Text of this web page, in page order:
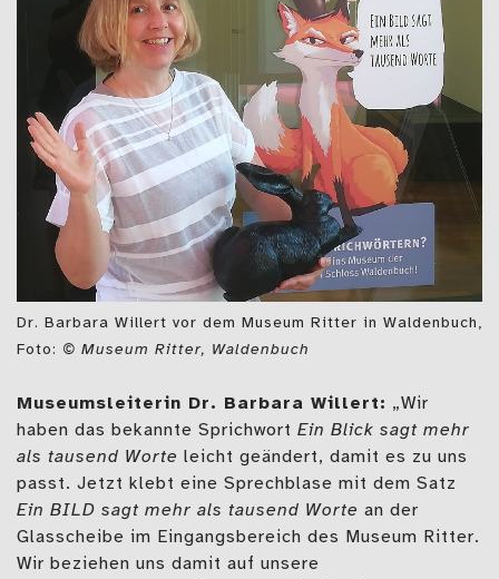
Dr. Barbara Willert vor dem Museum Ritter in Waldenbuch,
Foto: © Museum Ritter, Waldenbuch
Museumsleiterin Dr. Barbara Willert: „Wir
haben das bekannte Sprichwort Ein Blick sagt mehr
als tausend Worte leicht geändert, damit es zu uns
passt. Jetzt klebt eine Sprechblase mit dem Satz
Ein BILD sagt mehr als tausend Worte an der
Glasscheibe im Eingangsbereich des Museum Ritter.
Wir beziehen uns damit auf unsere